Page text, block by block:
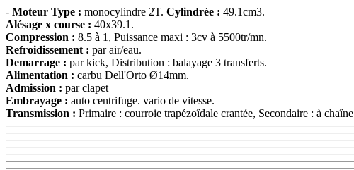
- Moteur Type : monocylindre 2T. Cylindrée : 49.1cm3.
Alésage x course : 40x39.1.
Compression : 8.5 à 1, Puissance maxi : 3cv à 5500tr/mn.
Refroidissement : par air/eau.
Demarrage : par kick, Distribution : balayage 3 transferts.
Alimentation : carbu Dell'Orto Ø14mm.
Admission : par clapet
Embrayage : auto centrifuge. vario de vitesse.
Transmission : Primaire : courroie trapézoîdale crantée, Secondaire : à chaîne